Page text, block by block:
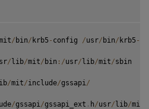
/ bin/ krb5 - config /usr/ bin/ krb5 -
/lib/mit/ bin : /usr/lib/mit/sbin
/mit/include/gssapi /
/gssapi /gssapi_ext . h/usr/lib/mit